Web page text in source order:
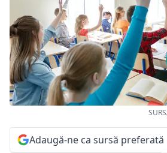
Adaugă-ne ca sursă preferată